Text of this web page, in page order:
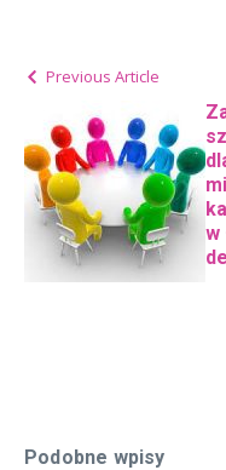
Previous Article
w
Podobne wpisy